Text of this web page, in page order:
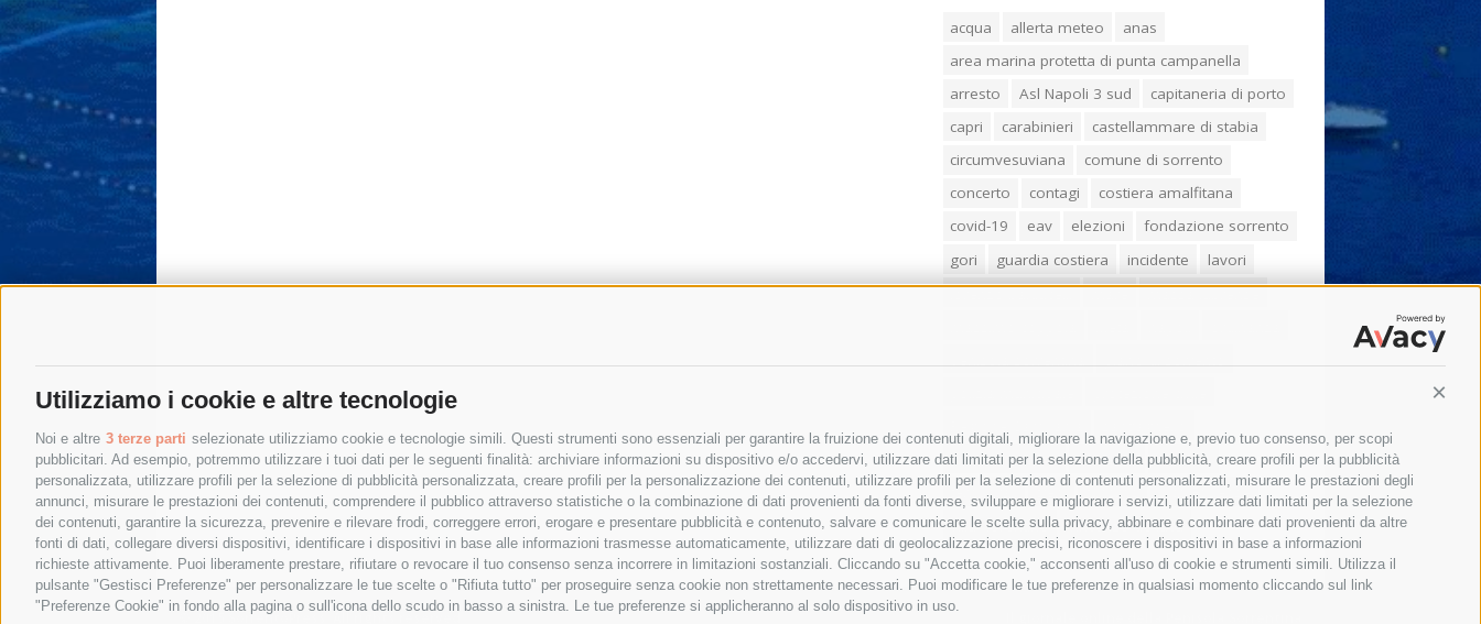
Utilizziamo i cookie e altre tecnologie
Noi e altre 3 terze parti selezionate utilizziamo cookie e tecnologie simili. Questi strumenti sono essenziali per garantire la fruizione dei contenuti digitali, migliorare la navigazione e, previo tuo consenso, per scopi
pubblicitari. Ad esempio, potremmo utilizzare i tuoi dati per le seguenti finalità: archiviare informazioni su dispositivo e/o accedervi, utilizzare dati limitati per la selezione della pubblicità, creare profili per la pubblicità
personalizzata, utilizzare profili per la selezione di pubblicità personalizzata, creare profili per la personalizzazione dei contenuti, utilizzare profili per la selezione di contenuti personalizzati, misurare le prestazioni degli
annunci, misurare le prestazioni dei contenuti, comprendere il pubblico attraverso statistiche o la combinazione di dati provenienti da fonti diverse, sviluppare e migliorare i servizi, utilizzare dati limitati per la selezione
dei contenuti, garantire la sicurezza, prevenire e rilevare frodi, correggere errori, erogare e presentare pubblicità e contenuto, salvare e comunicare le scelte sulla privacy, abbinare e combinare dati provenienti da altre
fonti di dati, collegare diversi dispositivi, identificare i dispositivi in base alle informazioni trasmesse automaticamente, utilizzare dati di geolocalizzazione precisi, riconoscere i dispositivi in base a informazioni
richieste attivamente. Puoi liberamente prestare, rifiutare o revocare il tuo consenso senza incorrere in limitazioni sostanziali. Cliccando su "Accetta cookie," acconsenti all'uso di cookie e strumenti simili. Utilizza il
pulsante "Gestisci Preferenze" per personalizzare le tue scelte o "Rifiuta tutto" per proseguire senza cookie non strettamente necessari. Puoi modificare le tue preferenze in qualsiasi momento cliccando sul link
"Preferenze Cookie" in fondo alla pagina o sull'icona dello scudo in basso a sinistra. Le tue preferenze si applicheranno al solo dispositivo in uso.
acqua allerta meteo
anas
area marina protetta di punta campanella
arresto
Asl Napoli 3 sud
capitaneria di porto
capri
carabinieri
castellammare di stabia
circumvesuviana
comune di sorrento
concerto
contagi
costiera amalfitana
covid-19
eav elezioni
fondazione sorrento
gori
guardia costiera incidente
lavori
lorenzo balducelli
mare
massa lubrense
sindaco cuomo
sorrento
studenti
temporali
treni turismo
Vico Equense
villa fiorentino
vincenzo de luca
© 2015 SorrentoPress. All rights reserved.